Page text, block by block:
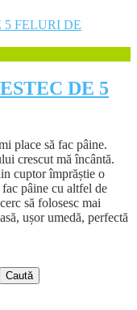
DE 5
place să fac pâine.
crescut mă încântă.
cuptor împrăștie o
pâine cu altfel de
să folosesc mai
ușor umedă, perfectă